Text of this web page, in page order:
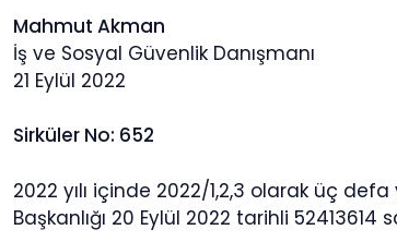
Mahmut Akman
İş ve Sosyal Güvenlik Danışmanı
21 Eylül 2022
Sirküler No: 652
2022 yılı içinde 2022/1,2,3 olarak üç
Başkanlığı 20 Eylül 2022 tarihli 52413614